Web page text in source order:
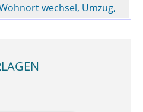
wechsel, Umzug,